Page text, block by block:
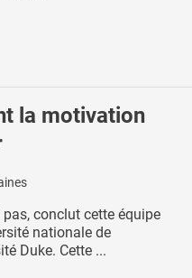
la motivation
conclut cette équipe
nationale de
Duke. Cette ...